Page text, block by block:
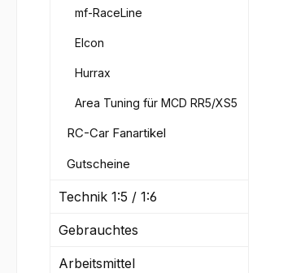
mf-RaceLine
Elcon
Hurrax
Area Tuning für MCD RR5/XS5
RC-Car Fanartikel
Gutscheine
Technik 1:5 / 1:6
Gebrauchtes
Arbeitsmittel